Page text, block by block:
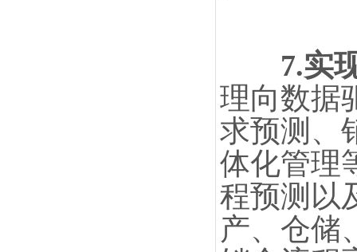
7.实
理向数据
求预测、
体化管理
程预测以
产、仓储